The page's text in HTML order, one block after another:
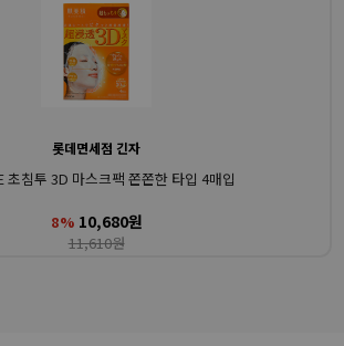
롯데면세점 긴자
초침투 3D 마스크팩 쫀쫀한 타입 4매입
8% 10,680원
11,610원